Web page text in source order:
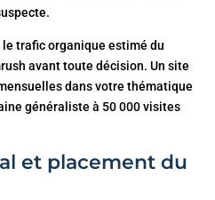
trafic organique estimé du
avant toute décision. Un site
dans votre thématique
généraliste à 50 000 visites
et placement du